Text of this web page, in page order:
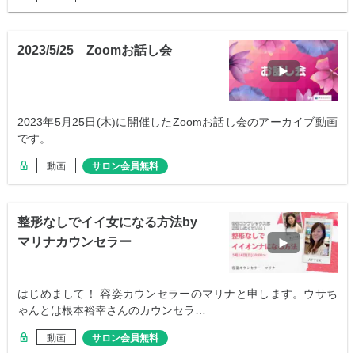
2023/5/25 Zoomお話し会
2023年5月25日(木)に開催したZoomお話し会のアーカイブ動画
です。
動画 サロン会員無料
整形なしでイイ女になる方法by
マリナカウンセラー
はじめまして！ 容姿カウンセラーのマリナと申します。ウサち
ゃんとは根本裕幸さんのカウンセラ…
動画 サロン会員無料